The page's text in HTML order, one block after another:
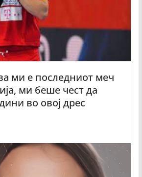
ми е последниот меч
ми беше чест да
во овој дрес